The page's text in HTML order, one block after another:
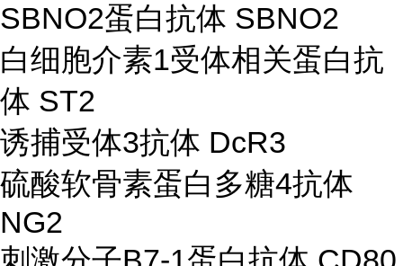
SBNO2蛋白抗体 SBNO2
白细胞介素1受体相关蛋白抗
体 ST2
诱捕受体3抗体 DcR3
硫酸软骨素蛋白多糖4抗体
NG2